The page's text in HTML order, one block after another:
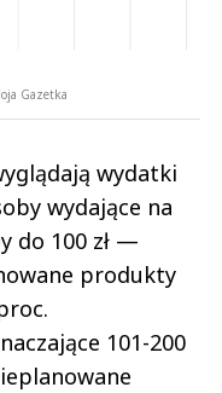
Gazetka
wydatki
wydające na
do 100 zł —
produkty
101-200